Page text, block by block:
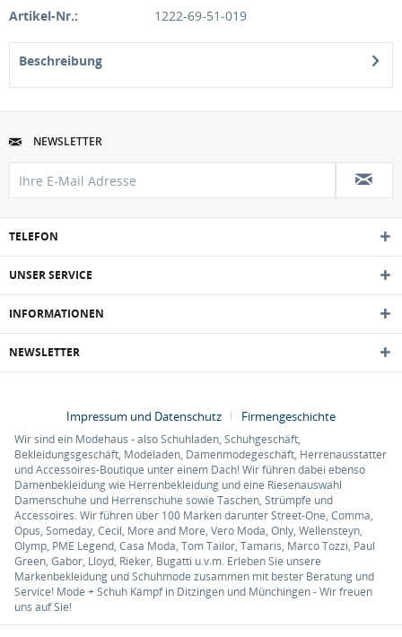
Artikel-Nr.: 1222-69-51-019
Beschreibung
NEWSLETTER
TELEFON
UNSER SERVICE
INFORMATIONEN
NEWSLETTER
Impressum und Datenschutz Firmengeschichte
Wir sind ein Modehaus - also Schuhladen, Schuhgeschäft,
Bekleidungsgeschäft, Modeladen, Damenmodegeschäft, Herrenausstatter
und Accessoires-Boutique unter einem Dach! Wir führen dabei ebenso
Damenbekleidung wie Herrenbekleidung und eine Riesenauswahl
Damenschuhe und Herrenschuhe sowie Taschen, Strümpfe und
Accessoires. Wir führen über 100 Marken darunter Street-One, Comma,
Opus, Someday, Cecil, More and More, Vero Moda, Only, Wellensteyn,
Olymp, PME Legend, Casa Moda, Tom Tailor, Tamaris, Marco Tozzi, Paul
Green, Gabor, Lloyd, Rieker, Bugatti u.v.m. Erleben Sie unsere
Markenbekleidung und Schuhmode zusammen mit bester Beratung und
Service! Mode + Schuh Kämpf in Ditzingen und Münchingen - Wir freuen
uns auf Sie!